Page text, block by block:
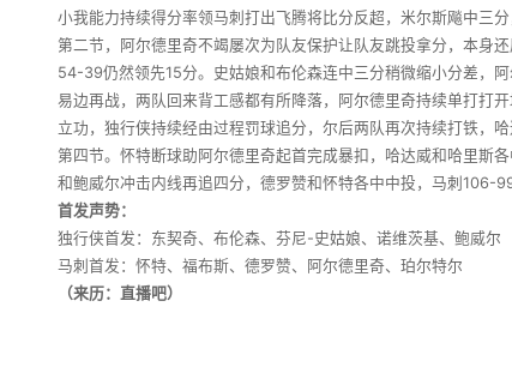
小我能力持续得分率领马刺打出飞腾将比分反超，米尔斯飚中三
第二节，阿尔德里奇不竭屡次为队友保护让队友跳投拿分，本身
54-39仍然领先15分。史姑娘和布伦森连中三分稍微缩小分差，
易边再战，两队回来背工感都有所降落，阿尔德里奇持续单打打
立功，独行侠持续经由过程罚球追分，尔后两队再次持续打铁，
第四节。怀特断球助阿尔德里奇起首完成暴扣，哈达威和哈里斯
和鲍威尔冲击内线再追四分，德罗赞和怀特各中中投，马刺106-
首发声势：
独行侠首发：东契奇、布伦森、芬尼-史姑娘、诺维茨基、鲍威尔
马刺首发：怀特、福布斯、德罗赞、阿尔德里奇、珀尔特尔
（来历：直播吧）